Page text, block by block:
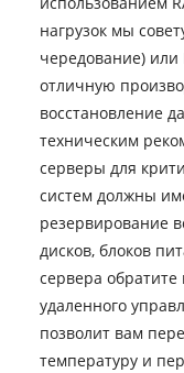
нагрузок мы
чередование) или
отличную
восстановление
техническим
серверы для
систем должны
резервирование
дисков, блоков
сервера
удаленного
позволит вам
температуру и